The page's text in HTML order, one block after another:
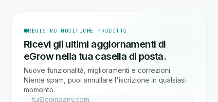
REGISTRO MODIFICHE PRODOTTO
Ricevi gli ultimi aggiornamenti di
eGrow nella tua casella di posta.
Nuove funzionalità, miglioramenti e correzioni.
Niente spam, puoi annullare l'iscrizione in qualsiasi
momento.